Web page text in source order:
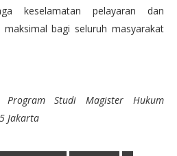
keselamatan pelayaran dan
bagi seluruh masyarakat
Program Studi Magister Hukum
Jakarta